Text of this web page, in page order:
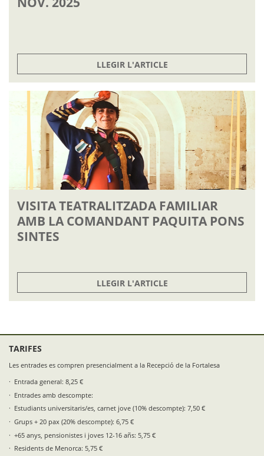
LLEGIR L'ARTICLE
VISITA TEATRALITZADA FAMILIAR
AMB LA COMANDANT PAQUITA PONS
SINTES
LLEGIR L'ARTICLE
TARIFES
Les entrades es compren presencialment a la Recepció de la Fortalesa
Entrada general: 8,25 €
Entrades amb descompte:
Estudiants universitaris/es, carnet jove (10% descompte): 7,50 €
Grups + 20 pax (20% descompte): 6,75 €
+65 anys, pensionistes i joves 12-16 añs: 5,75 €
Residents de Menorca: 5,75 €